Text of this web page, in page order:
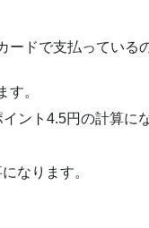
ドで支払っている
す。
ント4.5円の計算に
なります。